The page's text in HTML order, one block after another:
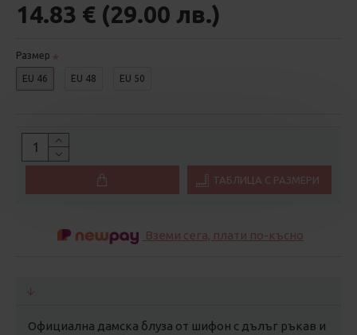
14.83 € (29.00 лв.)
Размер
EU 46 EU 48 EU 50
ТАБЛИЦА С РАЗМЕРИ
Вземи сега, плати по-късно
Официална дамска блуза от шифон с дълъг ръкав и